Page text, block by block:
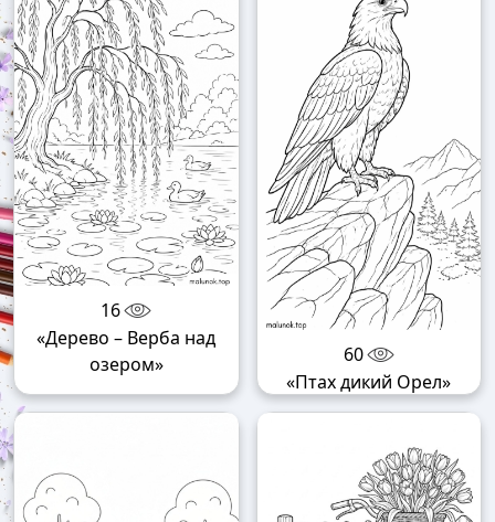
16
«Дерево – Верба над
озером»
60
«Птах дикий Орел»